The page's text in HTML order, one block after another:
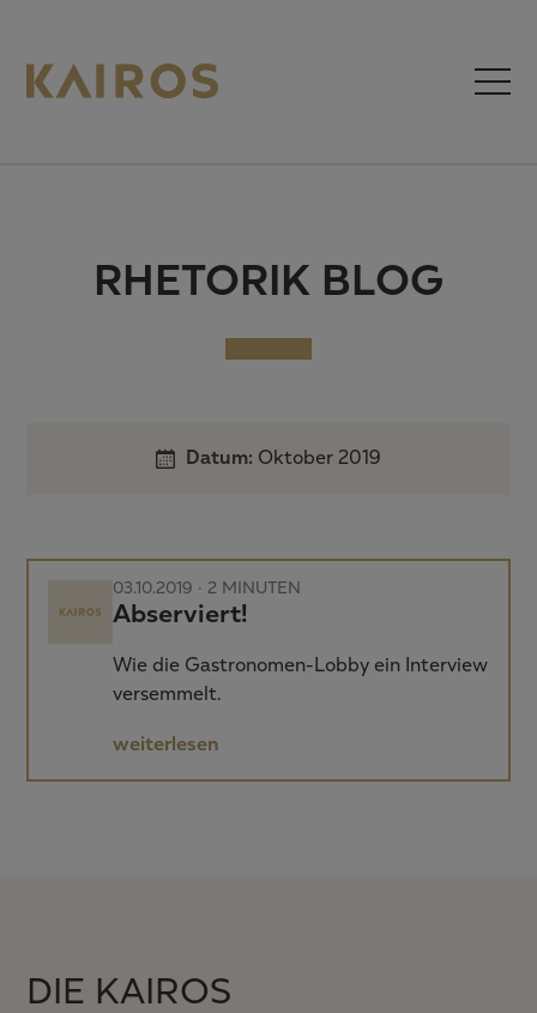
RHETORIK BLOG
Datum: Oktober 2019
03.10.2019 · 2 MINUTEN
Abserviert!
Wie die Gastronomen-Lobby ein Interview
versemmelt.
weiterlesen
DIE KAIROS